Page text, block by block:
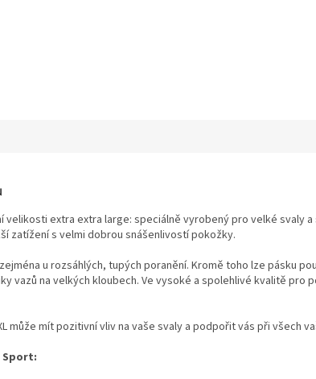
extra extra large: speciálně vyrobený pro velké svaly a
zatížení s velmi dobrou snášenlivostí pokožky.
u rozsáhlých, tupých poranění. Kromě toho lze pásku
vazů na velkých kloubech. Ve vysoké a spolehlivé kvalitě pro
může mít pozitivní vliv na vaše svaly a podpořit vás při všech
Sport: